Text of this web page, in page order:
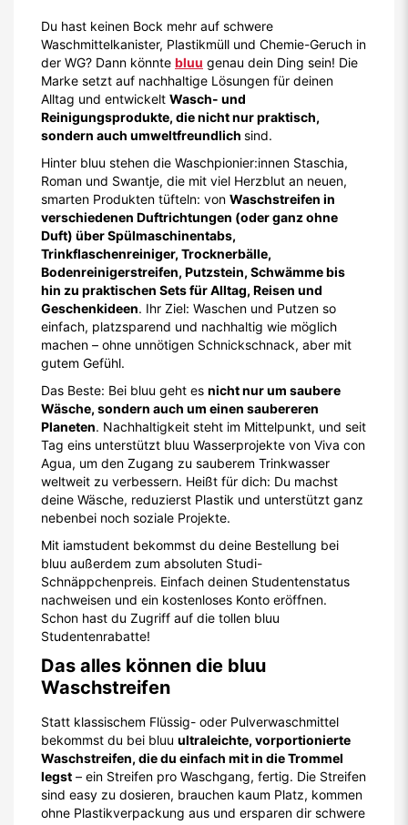
Du hast keinen Bock mehr auf schwere
Waschmittelkanister, Plastikmüll und Chemie-Geruch in
der WG? Dann könnte bluu genau dein Ding sein! Die
Marke setzt auf nachhaltige Lösungen für deinen
Alltag und entwickelt Wasch- und
Reinigungsprodukte, die nicht nur praktisch,
sondern auch umweltfreundlich sind.
Hinter bluu stehen die Waschpionier:innen Staschia,
Roman und Swantje, die mit viel Herzblut an neuen,
smarten Produkten tüfteln: von Waschstreifen in
verschiedenen Duftrichtungen (oder ganz ohne
Duft) über Spülmaschinentabs,
Trinkflaschenreiniger, Trocknerbälle,
Bodenreinigerstreifen, Putzstein, Schwämme bis
hin zu praktischen Sets für Alltag, Reisen und
Geschenkideen. Ihr Ziel: Waschen und Putzen so
einfach, platzsparend und nachhaltig wie möglich
machen – ohne unnötigen Schnickschnack, aber mit
gutem Gefühl.
Das Beste: Bei bluu geht es nicht nur um saubere
Wäsche, sondern auch um einen saubereren
Planeten. Nachhaltigkeit steht im Mittelpunkt, und seit
Tag eins unterstützt bluu Wasserprojekte von Viva con
Agua, um den Zugang zu sauberem Trinkwasser
weltweit zu verbessern. Heißt für dich: Du machst
deine Wäsche, reduzierst Plastik und unterstützt ganz
nebenbei noch soziale Projekte.
Mit iamstudent bekommst du deine Bestellung bei
bluu außerdem zum absoluten Studi-
Schnäppchenpreis. Einfach deinen Studentenstatus
nachweisen und ein kostenloses Konto eröffnen.
Schon hast du Zugriff auf die tollen bluu
Studentenrabatte!
Das alles können die bluu
Waschstreifen
Statt klassischem Flüssig- oder Pulverwaschmittel
bekommst du bei bluu ultraleichte, vorportionierte
Waschstreifen, die du einfach mit in die Trommel
legst – ein Streifen pro Waschgang, fertig. Die Streifen
sind easy zu dosieren, brauchen kaum Platz, kommen
ohne Plastikverpackung aus und ersparen dir schwere